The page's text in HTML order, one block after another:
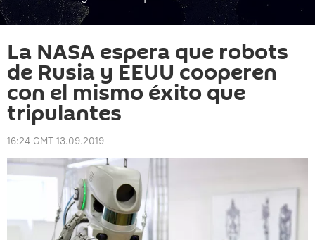
La NASA espera que robots
de Rusia y EEUU cooperen
con el mismo éxito que
tripulantes
16:24 GMT 13.09.2019